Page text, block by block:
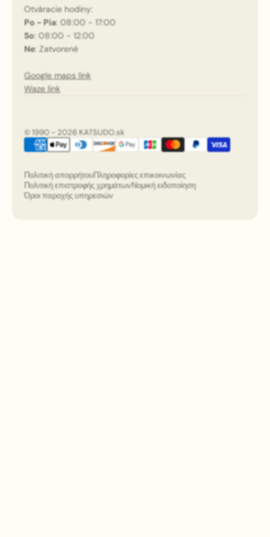
Otváracie hodiny:
Po - Pia: 08:00 - 17:00
So: 08:00 - 12:00
Ne: Zatvorené
Google maps link
Waze link
© 1990 - 2026 KATSUDO.sk
Πολιτική απορρήτουΠληροφορίες επικοινωνίας
Πολιτική επιστροφής χρημάτωνΝομική ειδοποίηση
Όροι παροχής υπηρεσιών